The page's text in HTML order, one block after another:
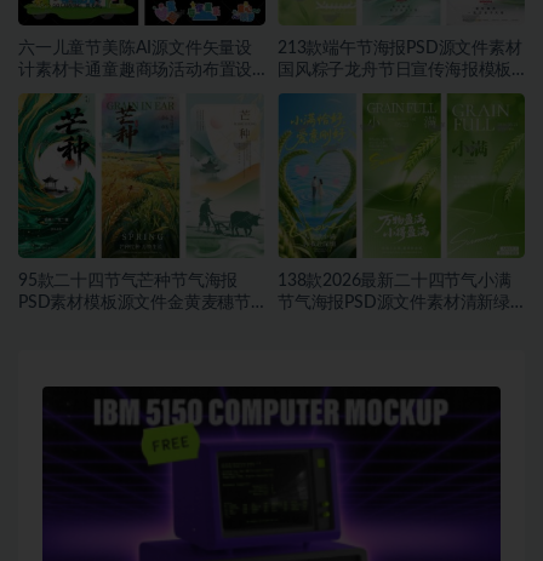
六一儿童节美陈AI源文件矢量设
计素材卡通童趣商场活动布置设
计模板合集~1548期
213款端午节海报PSD源文件素材
国风粽子龙舟节日宣传海报模板
合集~1457期
95款二十四节气芒种节气海报
PSD素材模板源文件金黄麦穗节
138款2026最新二十四节气小满
节气海报PSD源文件素材清新绿